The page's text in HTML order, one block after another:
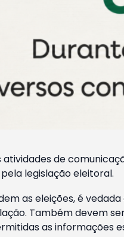
atividades de
legislação eleitoral.
as eleições, é
Também devem
as informações